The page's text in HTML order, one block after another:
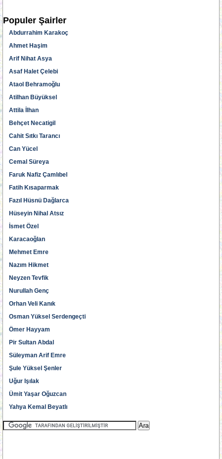
Populer Şairler
Abdurrahim Karakoç
Ahmet Haşim
Arif Nihat Asya
Asaf Halet Çelebi
Ataol Behramoğlu
Atilhan Büyüksel
Attila İlhan
Behçet Necatigil
Cahit Sıtkı Tarancı
Can Yücel
Cemal Süreya
Faruk Nafiz Çamlıbel
Fatih Kısaparmak
Fazıl Hüsnü Dağlarca
Hüseyin Nihal Atsız
İsmet Özel
Karacaoğlan
Mehmet Emre
Nazım Hikmet
Neyzen Tevfik
Nurullah Genç
Orhan Veli Kanık
Osman Yüksel Serdengeçti
Ömer Hayyam
Pir Sultan Abdal
Süleyman Arif Emre
Şule Yüksel Şenler
Uğur Işılak
Ümit Yaşar Oğuzcan
Yahya Kemal Beyatlı